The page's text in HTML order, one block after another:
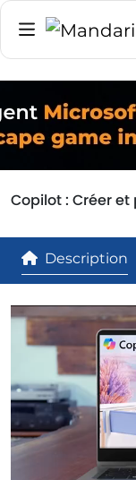
Copilot : Créer
Description